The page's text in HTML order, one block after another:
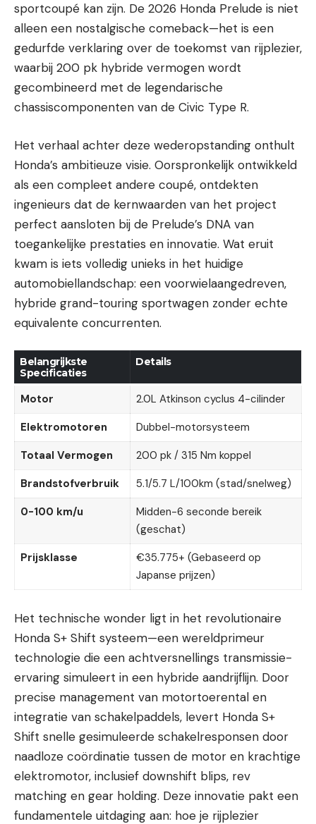
sportcoupé kan zijn. De 2026 Honda Prelude is niet
alleen een nostalgische comeback—het is een
gedurfde verklaring over de toekomst van rijplezier,
waarbij 200 pk hybride vermogen wordt
gecombineerd met de legendarische
chassiscomponenten van de Civic Type R.
Het verhaal achter deze wederopstanding onthult
Honda’s ambitieuze visie. Oorspronkelijk ontwikkeld
als een compleet andere coupé, ontdekten
ingenieurs dat de kernwaarden van het project
perfect aansloten bij de Prelude’s DNA van
toegankelijke prestaties en innovatie. Wat eruit
kwam is iets volledig unieks in het huidige
automobiellandschap: een voorwielaangedreven,
hybride grand-touring sportwagen zonder echte
equivalente concurrenten.
Belangrijkste
Specificaties
Details
Motor
2.0L Atkinson cyclus 4-cilinder
Elektromotoren
Dubbel-motorsysteem
Totaal Vermogen
200 pk / 315 Nm koppel
Brandstofverbruik
5.1/5.7 L/100km (stad/snelweg)
0-100 km/u
Midden-6 seconde bereik
(geschat)
Prijsklasse
€35.775+ (Gebaseerd op
Japanse prijzen)
Het technische wonder ligt in het revolutionaire
Honda S+ Shift systeem—een wereldprimeur
technologie die een achtversnellings transmissie-
ervaring simuleert in een hybride aandrijflijn. Door
precise management van motortoerental en
integratie van schakelpaddels, levert Honda S+
Shift snelle gesimuleerde schakelresponsen door
naadloze coördinatie tussen de motor en krachtige
elektromotor, inclusief downshift blips, rev
matching en gear holding. Deze innovatie pakt een
fundamentele uitdaging aan: hoe je rijplezier